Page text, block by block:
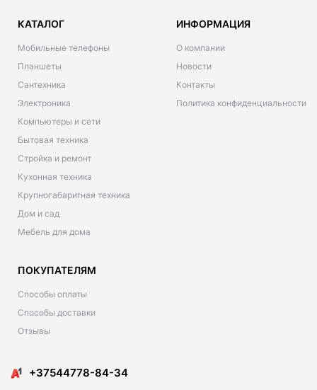
КАТАЛОГ
Мобильные телефоны
Планшеты
Сантехника
Электроника
Компьютеры и сети
Бытовая техника
Стройка и ремонт
Кухонная техника
Крупногабаритная техника
Дом и сад
Мебель для дома
ИНФОРМАЦИЯ
О компании
Новости
Контакты
Политика конфиденциальности
ПОКУПАТЕЛЯМ
Способы оплаты
Способы доставки
Отзывы
+37544778-84-34